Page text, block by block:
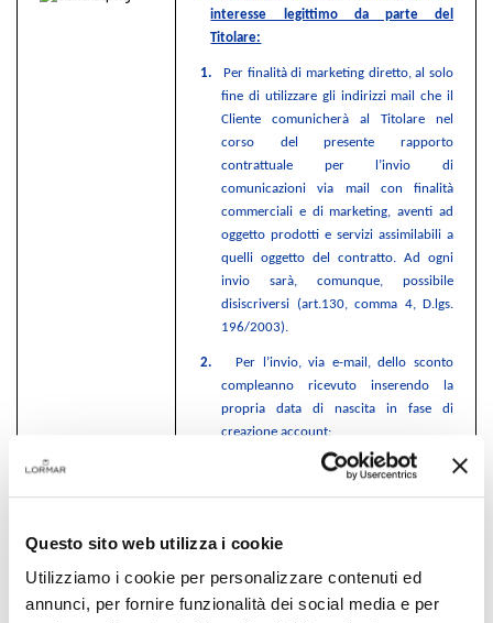
Questo sito web utilizza i cookie
Utilizziamo i cookie per personalizzare contenuti ed
annunci, per fornire funzionalità dei social media e per
interesse legittimo da parte del
Titolare:
1.
Per finalità di marketing diretto, al solo
fine di utilizzare gli indirizzi mail che il
Cliente comunicherà al Titolare nel
corso del presente rapporto
contrattuale per l’invio di
comunicazioni via mail con finalità
commerciali e di marketing, aventi ad
oggetto prodotti e servizi assimilabili a
quelli oggetto del contratto. Ad ogni
invio sarà, comunque, possibile
disiscriversi (art.130, comma 4, D.lgs.
196/2003).
2.
Per l’invio, via e-mail, dello sconto
compleanno ricevuto inserendo la
propria data di nascita in fase di
creazione account;
rattamento dati dei dipendenti o
business), per la gestione dei rapporti
cliente).